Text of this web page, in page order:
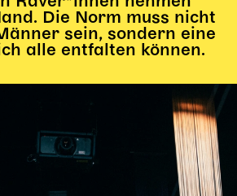
Die Norm muss nicht
sein, sondern eine
alle entfalten können.